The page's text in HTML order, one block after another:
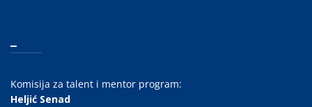
Komisija za talent i mentor program:
Heljić Senad